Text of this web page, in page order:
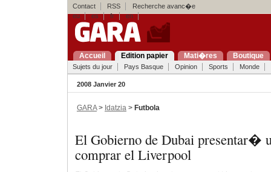
Contact RSS
Recherche avanc�e
eu
es fr en
Accueil Edition papier Mati�res Boutique
Sujets du jour Pays Basque Opinion Sports Monde
2008 Janvier 20
GARA> Idatzia > Futbola
El Gobierno de Dubai presentar�
comprar el Liverpool